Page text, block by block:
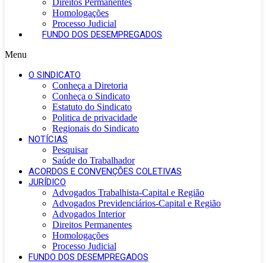
Homologações
Processo Judicial
FUNDO DOS DESEMPREGADOS
Menu
O SINDICATO
Conheça a Diretoria
Conheça o Sindicato
Estatuto do Sindicato
Politica de privacidade
Regionais do Sindicato
NOTÍCIAS
Pesquisar
Saúde do Trabalhador
ACORDOS E CONVENÇÕES COLETIVAS
JURÍDICO
Advogados Trabalhista-Capital e Região
Advogados Previdenciários-Capital e Região
Advogados Interior
Direitos Permanentes
Homologações
Processo Judicial
FUNDO DOS DESEMPREGADOS